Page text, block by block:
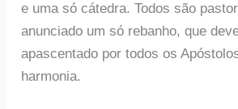
e uma só cátedra. Todos são
anunciado um só rebanho, que
apascentado por todos os
harmonia.